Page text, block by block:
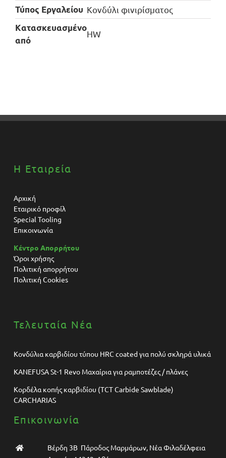
Τύπος Εργαλείου Κονδύλι φινιρίσματος
Kατασκευασμένο
από
HW
Η Εταιρεία
Αρχική
Εταιρικό προφίλ
Special Tooling
Επικοινωνία
Κέντρο Απορρήτου
Όροι χρήσης
Πολιτική απορρήτου
Πολιτική Cookies
Τελευταία Νέα
Κονδύλια καρβιδίου τύπου HRC coated για πολύ σκληρά υλικά
KANEFUSA St-1 Revo Μαχαίρια για ραμποτέζες / πλάνες
Κορδέλα κοπής καρβιδίου (TCT Carbide Sawblade)
CARCHARIAS
Επικοινωνία
Βέρδη 3Β Πάροδος Μαρμάρων, Νέα Φιλαδέλφεια